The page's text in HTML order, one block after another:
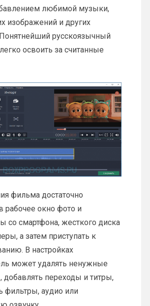
любимой музыки,
изображений и других
русскоязычный
освоить за считанные
фильма достаточно
рабочее окно фото и
со смартфона, жесткого диска
а затем приступать к
В настройках
может удалять ненужные
добавлять переходы и титры,
фильтры, аудио или